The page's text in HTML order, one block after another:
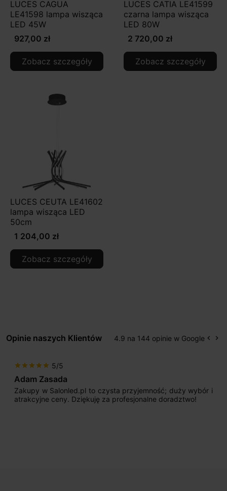
LUCES CAGUA
LE41598 lampa wisząca
LED 45W
927,00 zł
Zobacz szczegóły
LUCES CATIA LE41599
czarna lampa wisząca
LED 80W
2 720,00 zł
Zobacz szczegóły
LUCES CEUTA LE41602
lampa wisząca LED
50cm
1 204,00 zł
Zobacz szczegóły
Opinie naszych Klientów 4.9 na 144 opinie w Google keyboard_arrow_left keyboard_arrow_right
star star star star star 5/5
Adam Zasada
Zakupy w Salonled.pl to czysta przyjemność; duży wybór i
atrakcyjne ceny. Dziękuję za profesjonalne doradztwo!